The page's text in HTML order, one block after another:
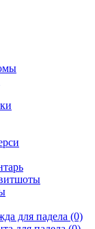
для падела (0)